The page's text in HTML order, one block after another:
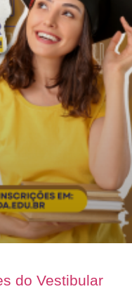
do Vestibular